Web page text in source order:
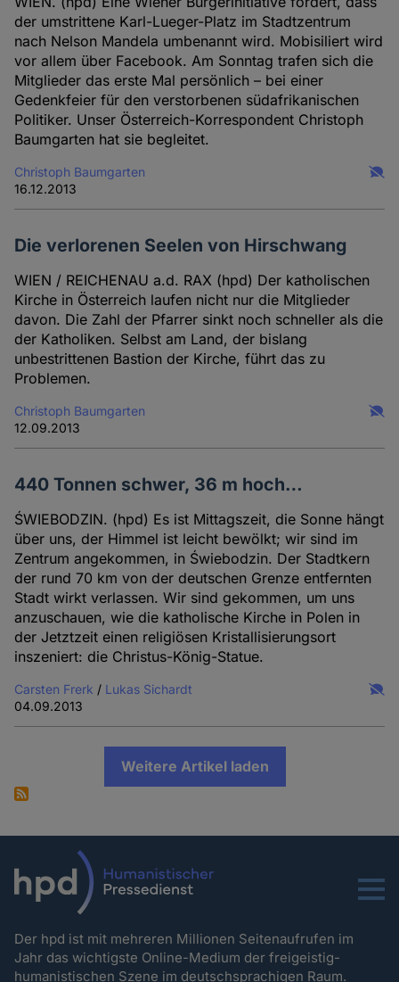
der umstrittene Karl-Lueger-Platz im Stadtzentrum
nach Nelson Mandela umbenannt wird. Mobisiliert wird
vor allem über Facebook. Am Sonntag trafen sich die
Mitglieder das erste Mal persönlich – bei einer
Gedenkfeier für den verstorbenen südafrikanischen
Politiker. Unser Österreich-Korrespondent Christoph
Baumgarten hat sie begleitet.
Christoph Baumgarten
16.12.2013
Die verlorenen Seelen von Hirschwang
WIEN / REICHENAU a.d. RAX (hpd) Der katholischen
Kirche in Österreich laufen nicht nur die Mitglieder
davon. Die Zahl der Pfarrer sinkt noch schneller als die
der Katholiken. Selbst am Land, der bislang
unbestrittenen Bastion der Kirche, führt das zu
Problemen.
Christoph Baumgarten
12.09.2013
440 Tonnen schwer, 36 m hoch…
ŚWIEBODZIN. (hpd) Es ist Mittagszeit, die Sonne hängt
über uns, der Himmel ist leicht bewölkt; wir sind im
Zentrum angekommen, in Świebodzin. Der Stadtkern
der rund 70 km von der deutschen Grenze entfernten
Stadt wirkt verlassen. Wir sind gekommen, um uns
anzuschauen, wie die katholische Kirche in Polen in
der Jetztzeit einen religiösen Kristallisierungsort
inszeniert: die Christus-König-Statue.
Carsten Frerk / Lukas Sichardt
04.09.2013
Weitere Artikel laden
Menu
Der hpd ist mit mehreren Millionen Seitenaufrufen im
Jahr das wichtigste Online-Medium der freigeistig-
humanistischen Szene im deutschsprachigen Raum.